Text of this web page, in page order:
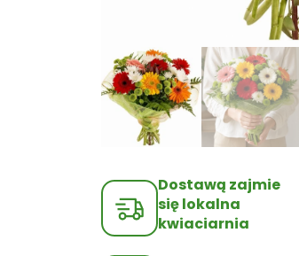
Dostawą zajmie
się lokalna
kwiaciarnia